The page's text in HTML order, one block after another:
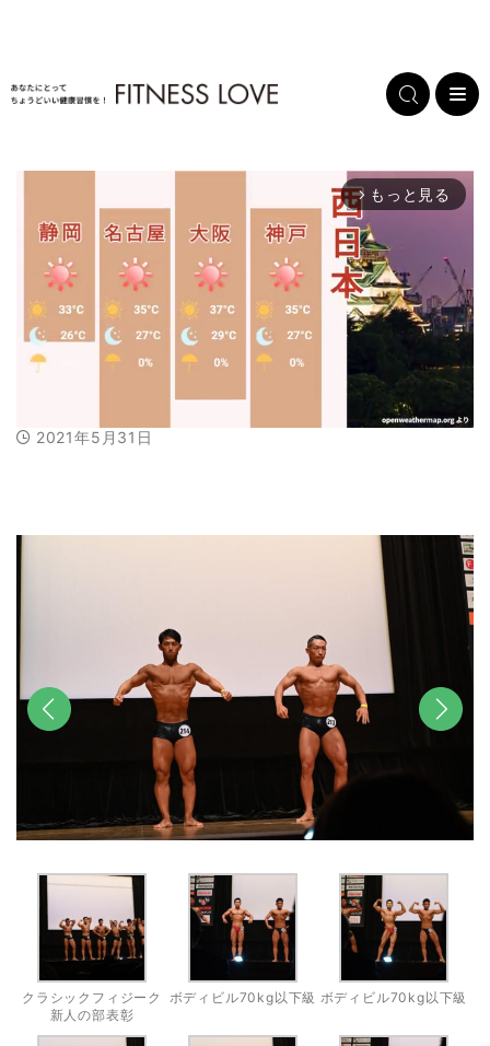
arrow_forward_ios もっと見る
t
2021年5月31日
クラシックフィジーク
新人の部表彰
ボディビル70kg以下級 ボディビル70kg以下級